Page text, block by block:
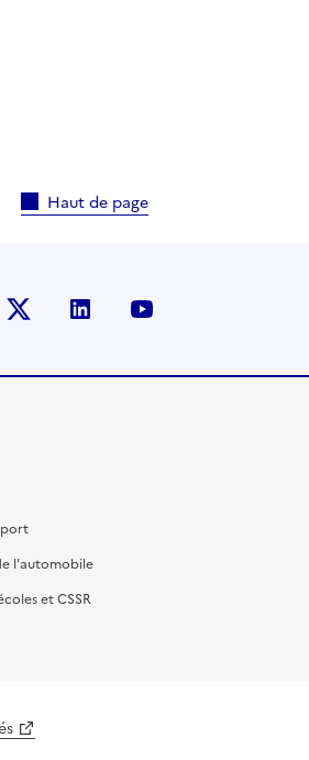
Haut de page
X (anciennement Twitter)
linkedin
l'automobile
et CSSR